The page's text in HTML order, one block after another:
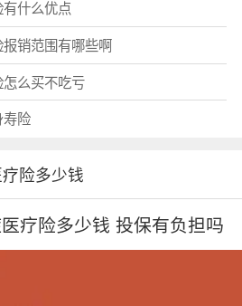
什么优点
销范围有哪些啊
么买不吃亏
寿险
险多少钱
疗险多少钱 投保有负担吗